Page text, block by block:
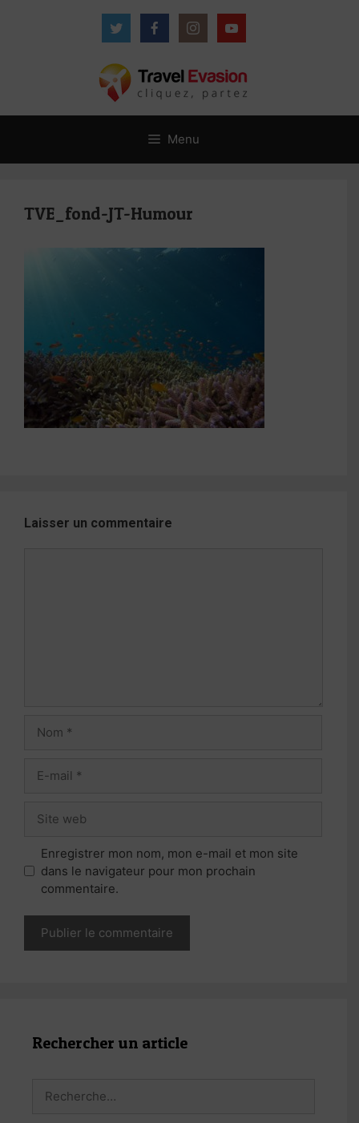
Menu
TVE_fond-JT-Humour
Laisser un commentaire
mail
web
Enregistrer mon nom, mon e-mail et mon site
dans le navigateur pour mon prochain
commentaire.
Rechercher un article
Rechercher :